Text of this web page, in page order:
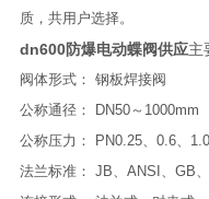
质，共用户选择。
dn600防爆电动蝶阀供应主
阀体形式： 钢板焊接阀
公称通径： DN50～1000mm
公称压力： PN0.25、0.6、
法兰标准： JB、ANSI、GB